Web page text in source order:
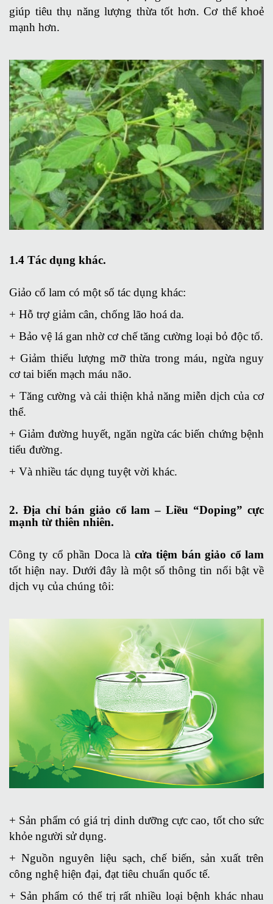
giúp tiêu thụ năng lượng thừa tốt hơn. Cơ thể khoẻ
mạnh hơn.
1.4 Tác dụng khác.
Giảo cổ lam có một số tác dụng khác:
+ Hỗ trợ giảm cân, chống lão hoá da.
+ Bảo vệ lá gan nhờ cơ chế tăng cường loại bỏ độc tố.
+ Giảm thiểu lượng mỡ thừa trong máu, ngừa nguy
cơ tai biến mạch máu não.
+ Tăng cường và cải thiện khả năng miễn dịch của cơ
thể.
+ Giảm đường huyết, ngăn ngừa các biến chứng bệnh
tiểu đường.
+ Và nhiều tác dụng tuyệt vời khác.
2. Địa chỉ bán giảo cổ lam – Liều “Doping” cực
mạnh từ thiên nhiên.
Công ty cổ phần Doca là cửa tiệm bán giảo cổ lam
tốt hiện nay. Dưới đây là một số thông tin nổi bật về
dịch vụ của chúng tôi:
+ Sản phẩm có giá trị dinh dưỡng cực cao, tốt cho sức
khỏe người sử dụng.
+ Nguồn nguyên liệu sạch, chế biến, sản xuất trên
công nghệ hiện đại, đạt tiêu chuẩn quốc tế.
+ Sản phẩm có thể trị rất nhiều loại bệnh khác nhau